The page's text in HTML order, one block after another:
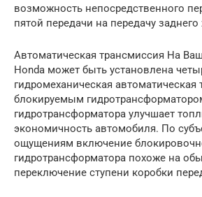
возможность непосредственного
пятой передачи на передачу заднего
Автоматическая трансмиссия На
Honda может быть установлена
гидромеханическая автоматическая
блокируемым
гидротрансформатора улучшает
экономичность автомобиля. По
ощущениям включение
гидротрансформатора похоже на
переключение ступени коробки